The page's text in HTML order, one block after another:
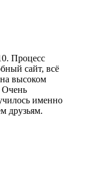
Процесс
сайт, всё
высоком
Очень
именно
друзьям.